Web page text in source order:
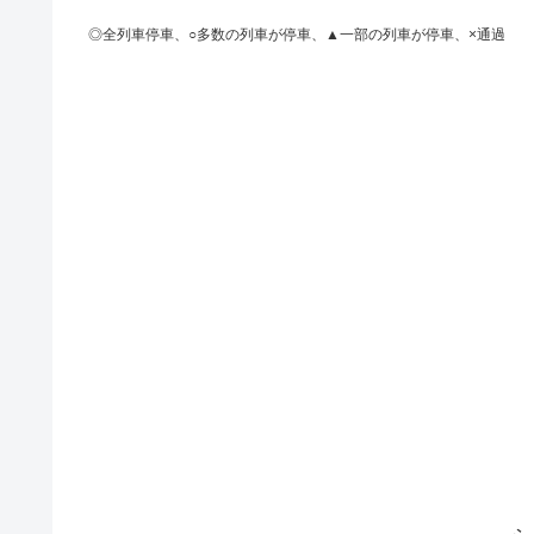
◎全列車停車、○多数の列車が停車、▲一部の列車が停車、×通過